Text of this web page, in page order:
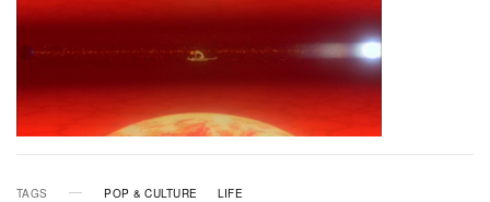
TAGS POP & CULTURE LIFE